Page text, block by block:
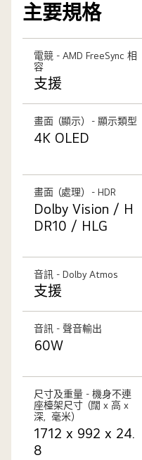
主要規格
電競 - AMD FreeSync 相
容
支援
畫面（顯示） - 顯示類型
4K OLED
畫面（處理） - HDR
Dolby Vision / H
DR10 / HLG
音訊 - Dolby Atmos
支援
音訊 - 聲音輸出
60W
尺寸及重量 - 機身不連
座檯架尺寸（闊 x 高 x
深，毫米）
1712 x 992 x 24.
8